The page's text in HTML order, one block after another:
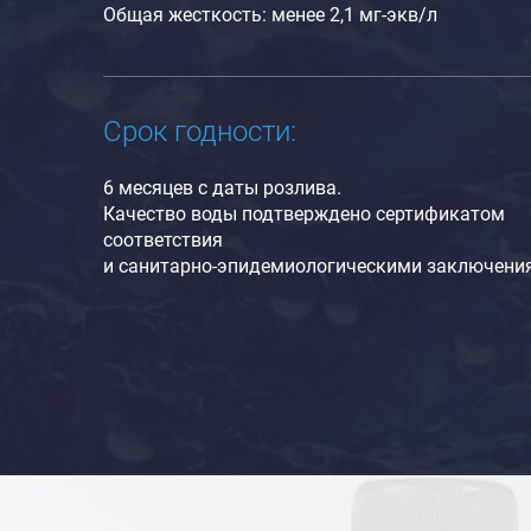
Общая жесткость: менее 2,1 мг-экв/л
Срок годности:
6 месяцев с даты розлива.
Качество воды подтверждено сертификатом
соответствия
и санитарно-эпидемиологическими